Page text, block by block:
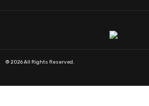
© 2026 All Rights Reserved.